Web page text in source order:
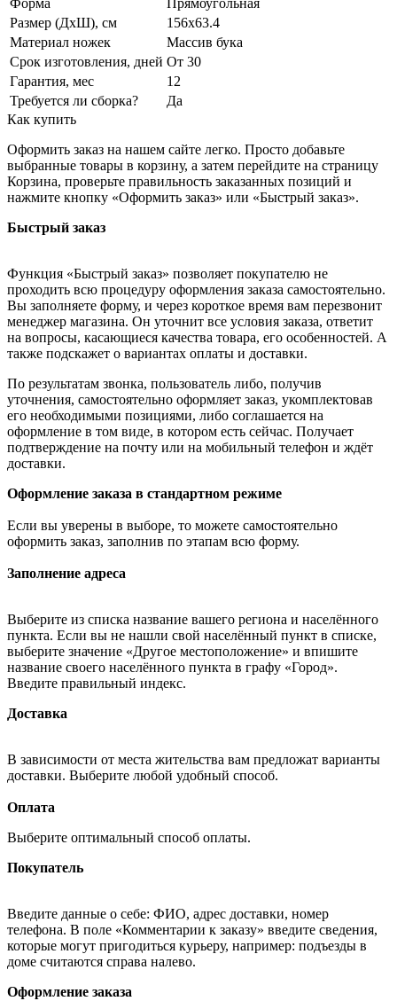
Форма
Прямоугольная
Размер (ДхШ), см
156х63.4
Материал ножек
Массив бука
Срок изготовления, дней От 30
Гарантия, мес
12
Требуется ли сборка?
Да
Как купить
Оформить заказ на нашем сайте легко. Просто добавьте
выбранные товары в корзину, а затем перейдите на страницу
Корзина, проверьте правильность заказанных позиций и
нажмите кнопку «Оформить заказ» или «Быстрый заказ».
Быстрый заказ
Функция «Быстрый заказ» позволяет покупателю не
проходить всю процедуру оформления заказа самостоятельно.
Вы заполняете форму, и через короткое время вам перезвонит
менеджер магазина. Он уточнит все условия заказа, ответит
на вопросы, касающиеся качества товара, его особенностей. А
также подскажет о вариантах оплаты и доставки.
По результатам звонка, пользователь либо, получив
уточнения, самостоятельно оформляет заказ, укомплектовав
его необходимыми позициями, либо соглашается на
оформление в том виде, в котором есть сейчас. Получает
подтверждение на почту или на мобильный телефон и ждёт
доставки.
Оформление заказа в стандартном режиме
Если вы уверены в выборе, то можете самостоятельно
оформить заказ, заполнив по этапам всю форму.
Заполнение адреса
Выберите из списка название вашего региона и населённого
пункта. Если вы не нашли свой населённый пункт в списке,
выберите значение «Другое местоположение» и впишите
название своего населённого пункта в графу «Город».
Введите правильный индекс.
Доставка
В зависимости от места жительства вам предложат варианты
доставки. Выберите любой удобный способ.
Оплата
Выберите оптимальный способ оплаты.
Покупатель
Введите данные о себе: ФИО, адрес доставки, номер
телефона. В поле «Комментарии к заказу» введите сведения,
которые могут пригодиться курьеру, например: подъезды в
доме считаются справа налево.
Оформление заказа